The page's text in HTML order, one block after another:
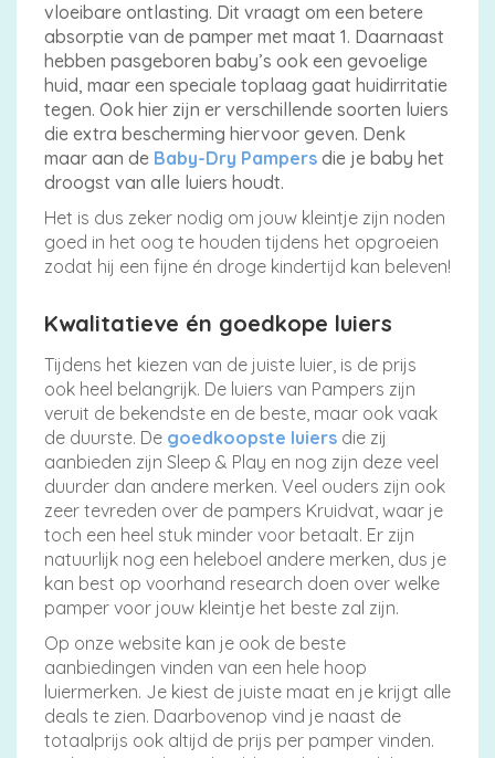
vloeibare ontlasting. Dit vraagt om een betere
absorptie van de pamper met maat 1. Daarnaast
hebben pasgeboren baby’s ook een gevoelige
huid, maar een speciale toplaag gaat huidirritatie
tegen. Ook hier zijn er verschillende soorten luiers
die extra bescherming hiervoor geven. Denk
maar aan de Baby-Dry Pampers die je baby het
droogst van alle luiers houdt.
Het is dus zeker nodig om jouw kleintje zijn noden
goed in het oog te houden tijdens het opgroeien
zodat hij een fijne én droge kindertijd kan beleven!
Kwalitatieve én goedkope luiers
Tijdens het kiezen van de juiste luier, is de prijs
ook heel belangrijk. De luiers van Pampers zijn
veruit de bekendste en de beste, maar ook vaak
de duurste. De goedkoopste luiers die zij
aanbieden zijn Sleep & Play en nog zijn deze veel
duurder dan andere merken. Veel ouders zijn ook
zeer tevreden over de pampers Kruidvat, waar je
toch een heel stuk minder voor betaalt. Er zijn
natuurlijk nog een heleboel andere merken, dus je
kan best op voorhand research doen over welke
pamper voor jouw kleintje het beste zal zijn.
Op onze website kan je ook de beste
aanbiedingen vinden van een hele hoop
luiermerken. Je kiest de juiste maat en je krijgt alle
deals te zien. Daarbovenop vind je naast de
totaalprijs ook altijd de prijs per pamper vinden.